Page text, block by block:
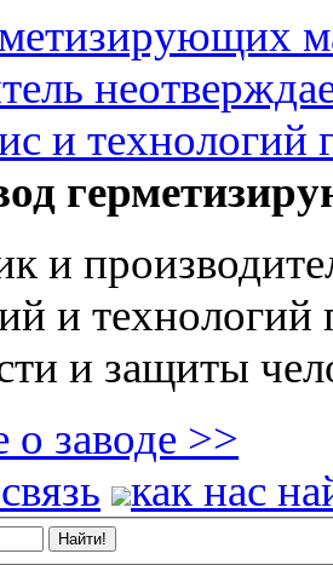
и
и
и защиты
заводе >>
как нас